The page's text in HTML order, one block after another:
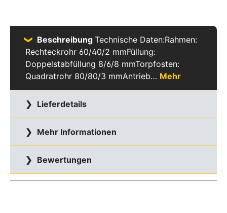
Beschreibung Technische Daten:Rahmen:
Rechteckrohr 60/40/2 mmFüllung:
Doppelstabfüllung 8/6/8 mmTorpfosten:
Quadratrohr 80/80/3 mmAntrieb… Mehr
Lieferdetails
Mehr Informationen
Bewertungen